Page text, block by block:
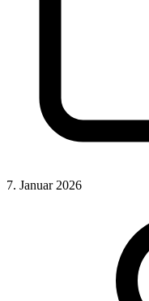
7. Januar 2026